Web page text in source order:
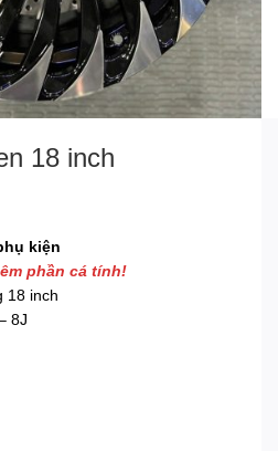
18 inch
kiện
phần cá tính!
18 inch
8J